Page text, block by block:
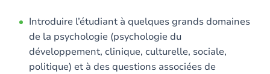
Introduire l’étudiant à quelques grands domaines
de la psychologie (psychologie du
développement, clinique, culturelle, sociale,
politique) et à des questions associées de